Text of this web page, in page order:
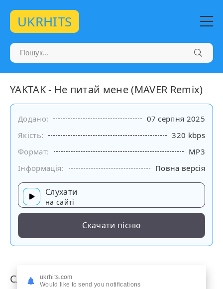
UKRHITS
YAKTAK - Не питай мене (MAVER Remix)
Додано:
07 серпня 2025
Якість:
320 kbps
Формат:
MP3
Інформація:
Повна версія
Слухати
на сайті
Скачати пісню
Слова пісні
ukrhits.com
Would like to send you notifications